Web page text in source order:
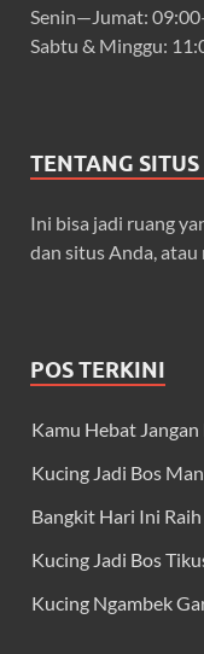
Senin—Jumat:
Sabtu & Minggu:
TENTANG
Ini bisa jadi ruang
dan situs Anda, atau
POS TERKINI
Kamu Hebat
Kucing Jadi Bos
Bangkit Hari Ini
Kucing Jadi Bos
Kucing Ngambek